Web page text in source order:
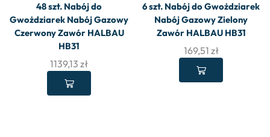
48 szt. Nabój do
Gwożdziarek Nabój Gazowy
Czerwony Zawór HALBAU
HB31
1139,13 zł
6 szt. Nabój do Gwożdziarek
Nabój Gazowy Zielony
Zawór HALBAU HB31
169,51 zł